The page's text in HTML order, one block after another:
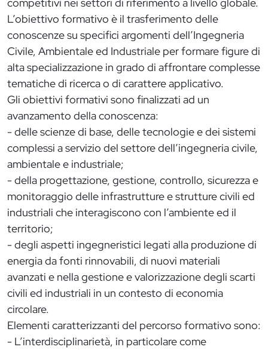
L’obiettivo formativo è il trasferimento delle
conoscenze su specifici argomenti dell’Ingegneria
Civile, Ambientale ed Industriale per formare figure di
alta specializzazione in grado di affrontare complesse
tematiche di ricerca o di carattere applicativo.
Gli obiettivi formativi sono finalizzati ad un
avanzamento della conoscenza:
- delle scienze di base, delle tecnologie e dei sistemi
complessi a servizio del settore dell’ingegneria civile,
ambientale e industriale;
- della progettazione, gestione, controllo, sicurezza e
monitoraggio delle infrastrutture e strutture civili ed
industriali che interagiscono con l’ambiente ed il
territorio;
- degli aspetti ingegneristici legati alla produzione di
energia da fonti rinnovabili, di nuovi materiali
avanzati e nella gestione e valorizzazione degli scarti
civili ed industriali in un contesto di economia
circolare.
Elementi caratterizzanti del percorso formativo sono:
- L’interdisciplinarietà, in particolare come